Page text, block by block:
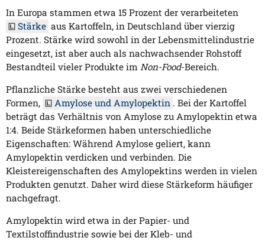
In Europa stammen etwa 15 Prozent der verarbeiteten
Stärke aus Kartoffeln, in Deutschland über vierzig
Prozent. Stärke wird sowohl in der Lebensmittelindustrie
eingesetzt, ist aber auch als nachwachsender Rohstoff
Bestandteil vieler Produkte im Non-Food-Bereich.
Pflanzliche Stärke besteht aus zwei verschiedenen
Formen,
Amylose und Amylopektin . Bei der Kartoffel
beträgt das Verhältnis von Amylose zu Amylopektin etwa
1:4. Beide Stärkeformen haben unterschiedliche
Eigenschaften: Während Amylose geliert, kann
Amylopektin verdicken und verbinden. Die
Kleistereigenschaften des Amylopektins werden in vielen
Produkten genutzt. Daher wird diese Stärkeform häufiger
nachgefragt.
Amylopektin wird etwa in der Papier- und
Textilstoffindustrie sowie bei der Kleb- und